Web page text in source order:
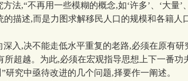
法,“不再用一些模糊的概念,如‘许多’、‘大量’
描述,而是力图求解移民人口的规模和各籍人
入,决不能走低水平重复的老路,必须在原有研
超越。为此,必须在宏观指导思想上下一番功
究中亟待改进的几个问题,择要作一阐述。